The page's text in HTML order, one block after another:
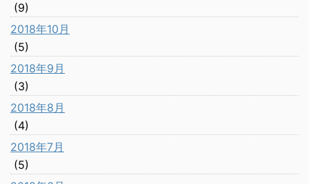
(9)
2018年10月
(5)
2018年9月
(3)
2018年8月
(4)
2018年7月
(5)